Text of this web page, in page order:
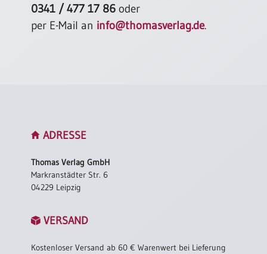
0341 / 477 17 86 oder
per E-Mail an info@thomasverlag.de.
ADRESSE
Thomas Verlag GmbH
Markranstädter Str. 6
04229 Leipzig
VERSAND
Kostenloser Versand ab 60 € Warenwert bei Lieferung